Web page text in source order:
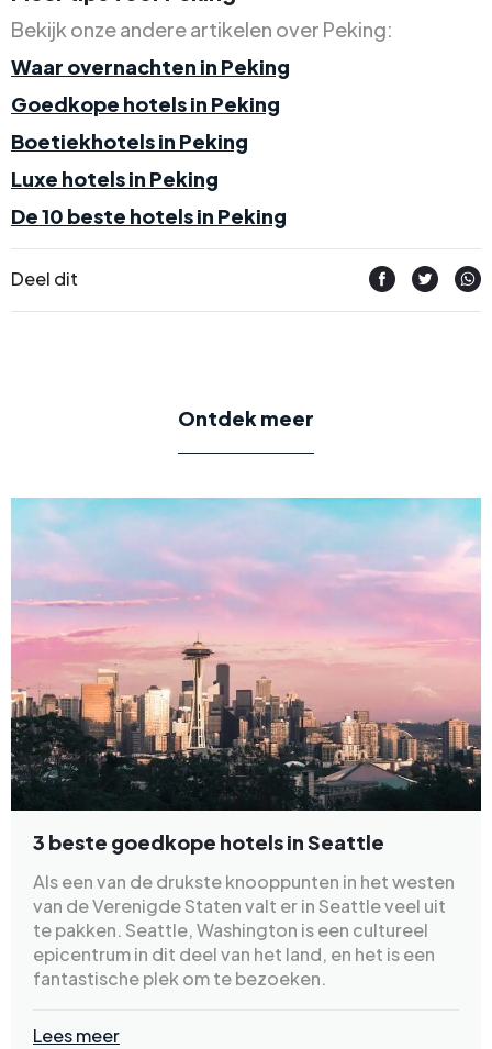
Bekijk onze andere artikelen over Peking:
Waar overnachten in Peking
Goedkope hotels in Peking
Boetiekhotels in Peking
Luxe hotels in Peking
De 10 beste hotels in Peking
Deel dit
Ontdek meer
3 beste goedkope hotels in Seattle
Als een van de drukste knooppunten in het westen
van de Verenigde Staten valt er in Seattle veel uit
te pakken. Seattle, Washington is een cultureel
epicentrum in dit deel van het land, en het is een
fantastische plek om te bezoeken.
Lees meer